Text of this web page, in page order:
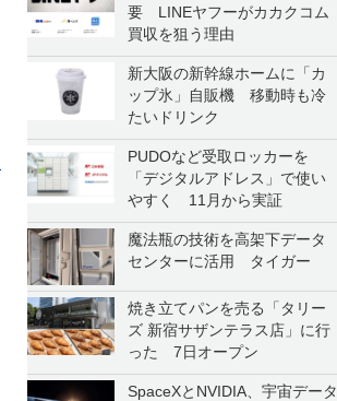
要 LINEヤフーがカカクコム
買収を狙う理由
新大阪の新幹線ホームに「カ
ップ氷」自販機 移動時も冷
たいドリンク
PUDOなど受取ロッカーを
「デジタルアドレス」で使い
やすく 11月から実証
魔法瓶の技術を高架下データ
センターに活用 タイガー
焼き立てパンを売る「タリー
ズ 新宿サザンテラス店」に行
った 7日オープン
SpaceXとNVIDIA、宇宙データ